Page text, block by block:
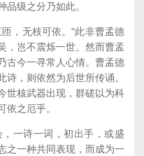
级之分乃如此。
，无枝可依。"此非曹孟德
，岂不震烁一世。然而曹孟
古今一寻常人心情。曹孟德
，则依然为后世所传诵。
世核武器出现，群磋以为科
依之厄乎。
一诗一词，初出手，或盛
之一种共同表现，而成为一